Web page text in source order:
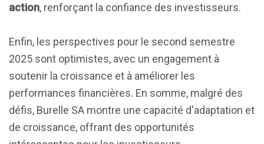
action, renforçant la confiance des investisseurs.
Enfin, les perspectives pour le second semestre
2025 sont optimistes, avec un engagement à
soutenir la croissance et à améliorer les
performances financières. En somme, malgré des
défis, Burelle SA montre une capacité d'adaptation et
de croissance, offrant des opportunités